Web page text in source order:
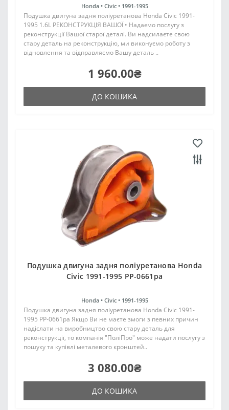
Honda • Civic • 1991-1995
Подушка двигуна задня поліуретанова Honda Civic 1991-
1995 1.6L РЕКОНСТРУКЦІЯ ВАШОЇ • Надаємо послугу з
реконструкції Вашої старої деталі. Ви надсилаєте свою
стару деталь на реконструкцію, ми виконуємо роботу з
відновлення та відправляємо Вашу деталь ..
1 960.00₴
ДО КОШИКА
Подушка двигуна задня поліуретанова Honda
Civic 1991-1995 PP-0661pa
Honda • Civic • 1991-1995
Подушка двигуна задня поліуретанова Honda Civic 1991-
1995 PP-0661pa Якщо Ви не маєте змоги з певних причин
надіслати на виробництво свою стару деталь для
реконструкції, то компанія "ПоліПро" може надати послугу з
пошуку та купівлі металевого кронштей..
3 080.00₴
ДО КОШИКА